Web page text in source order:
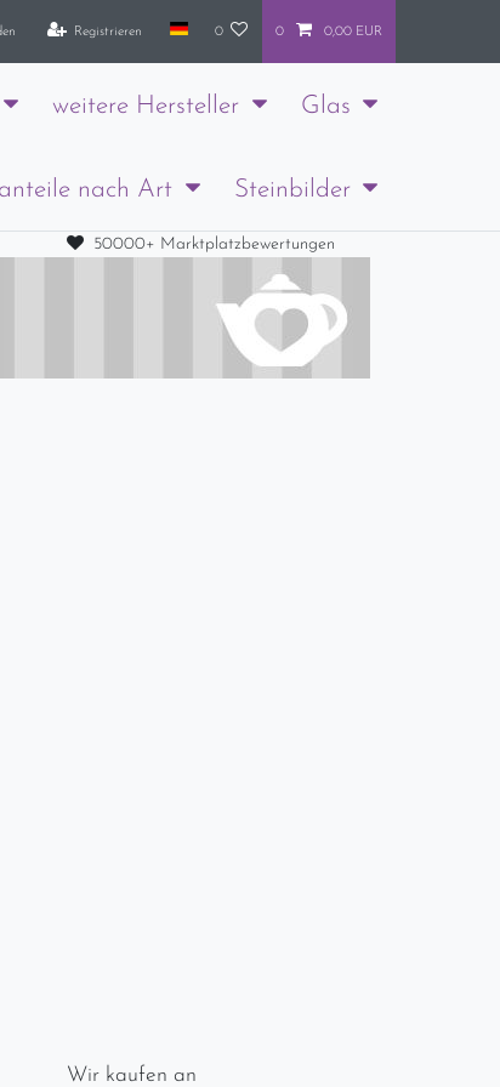
Registrieren 0 0 0,00 EUR
weitere Hersteller Glas
nach Art Steinbilder
50000+ Marktplatzbewertungen
Wir kaufen an